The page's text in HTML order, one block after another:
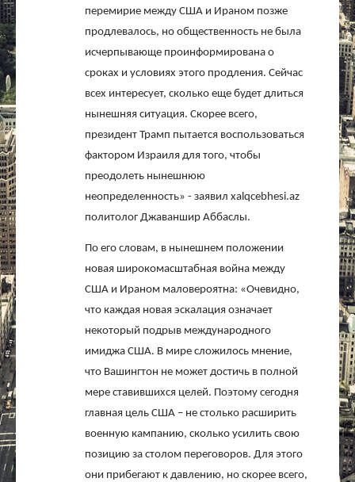
перемирие между США и Ираном позже
продлевалось, но общественность не была
исчерпывающе проинформирована о
сроках и условиях этого продления. Сейчас
всех интересует, сколько еще будет длиться
нынешняя ситуация. Скорее всего,
президент Трамп пытается воспользоваться
фактором Израиля для того, чтобы
преодолеть нынешнюю
неопределенность» - заявил xalqcebhesi.az
политолог Джаваншир Аббаслы.
По его словам, в нынешнем положении
новая широкомасштабная война между
США и Ираном маловероятна: «Очевидно,
что каждая новая эскалация означает
некоторый подрыв международного
имиджа США. В мире сложилось мнение,
что Вашингтон не может достичь в полной
мере ставившихся целей. Поэтому сегодня
главная цель США – не столько расширить
военную кампанию, сколько усилить свою
позицию за столом переговоров. Для этого
они прибегают к давлению, но скорее всего,